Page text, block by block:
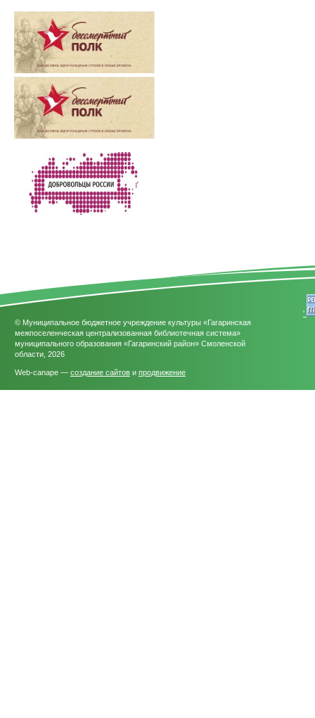
© Муниципальное бюджетное учреждение культуры «Гагаринская
межпоселенческая централизованная библиотечная система»
муниципального образования «Гагаринский район» Смоленской
области, 2026
Web-canape — создание сайтов и продвижение
'